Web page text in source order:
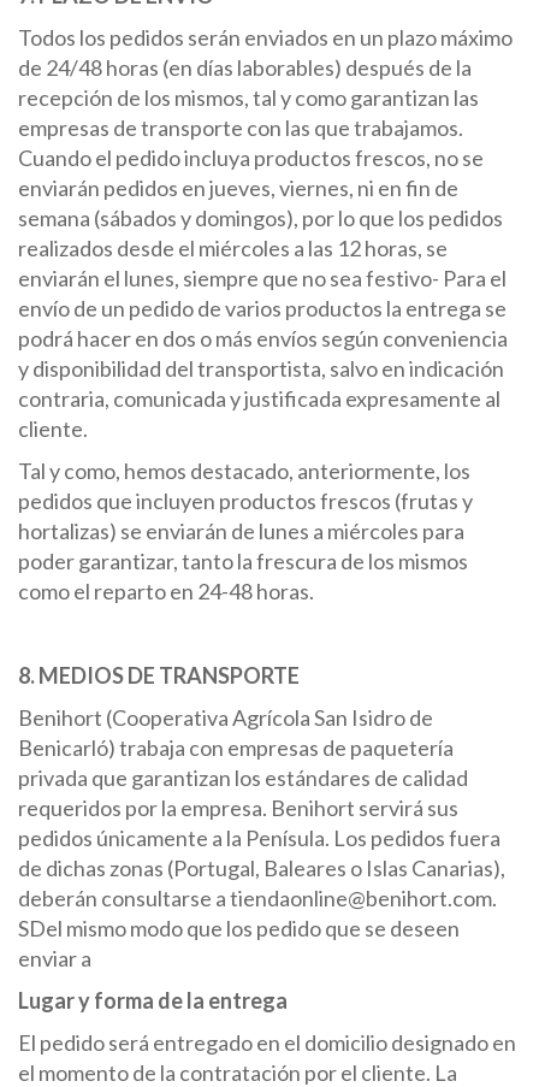
Todos los pedidos serán enviados en un plazo máximo
de 24/48 horas (en días laborables) después de la
recepción de los mismos, tal y como garantizan las
empresas de transporte con las que trabajamos.
Cuando el pedido incluya productos frescos, no se
enviarán pedidos en jueves, viernes, ni en fin de
semana (sábados y domingos), por lo que los pedidos
realizados desde el miércoles a las 12 horas, se
enviarán el lunes, siempre que no sea festivo- Para el
envío de un pedido de varios productos la entrega se
podrá hacer en dos o más envíos según conveniencia
y disponibilidad del transportista, salvo en indicación
contraria, comunicada y justificada expresamente al
cliente.
Tal y como, hemos destacado, anteriormente, los
pedidos que incluyen productos frescos (frutas y
hortalizas) se enviarán de lunes a miércoles para
poder garantizar, tanto la frescura de los mismos
como el reparto en 24-48 horas.
8. MEDIOS DE TRANSPORTE
Benihort (Cooperativa Agrícola San Isidro de
Benicarló) trabaja con empresas de paquetería
privada que garantizan los estándares de calidad
requeridos por la empresa. Benihort servirá sus
pedidos únicamente a la Penísula. Los pedidos fuera
de dichas zonas (Portugal, Baleares o Islas Canarias),
deberán consultarse a tiendaonline@benihort.com.
SDel mismo modo que los pedido que se deseen
enviar a
Lugar y forma de la entrega
El pedido será entregado en el domicilio designado en
el momento de la contratación por el cliente. La